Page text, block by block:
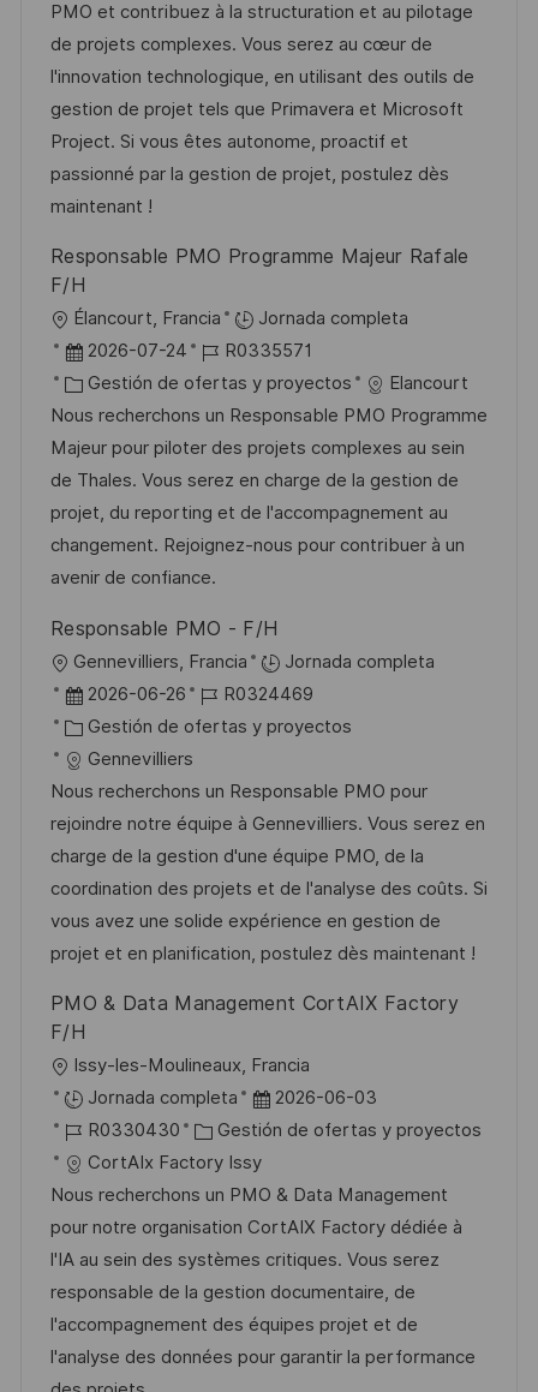
c
i
ó
n
a
c
i
ó
n
h
a
d
e
p
u
b
c
e
e
m
p
l
e
t
e
g
o
r
í
a
PMO et contribuez à la structuration et au pilotage
de projets complexes. Vous serez au cœur de
l'innovation technologique, en utilisant des outils de
gestion de projet tels que Primavera et Microsoft
Project. Si vous êtes autonome, proactif et
passionné par la gestion de projet, postulez dès
maintenant !
Responsable PMO Programme Majeur Rafale
F/H
U
b
c
a
c
i
ó
n
Élancourt, Francia
Jornada completa
F
e
c
h
a
d
e
p
b
l
i
c
a
c
i
ó
n
2026-07-24
I
D
d
e
e
m
p
l
o
R0335571
C
a
t
e
g
o
r
a
Gestión de ofertas y proyectos
Elancourt
Nous recherchons un Responsable PMO Programme
Majeur pour piloter des projets complexes au sein
de Thales. Vous serez en charge de la gestion de
projet, du reporting et de l'accompagnement au
changement. Rejoignez-nous pour contribuer à un
avenir de confiance.
Responsable PMO - F/H
U
b
c
a
c
i
ó
n
Gennevilliers, Francia
Jornada completa
F
e
c
h
a
d
e
p
u
a
c
2026-06-26
I
D
e
e
m
p
l
e
R0324469
C
a
t
e
g
o
r
í
Gestión de ofertas y proyectos
Gennevilliers
Nous recherchons un Responsable PMO pour
rejoindre notre équipe à Gennevilliers. Vous serez en
charge de la gestion d'une équipe PMO, de la
coordination des projets et de l'analyse des coûts. Si
vous avez une solide expérience en gestion de
projet et en planification, postulez dès maintenant !
PMO & Data Management CortAIX Factory
F/H
U
b
c
a
c
i
ó
n
Issy-les-Moulineaux, Francia
Jornada completa
F
e
c
h
a
d
e
p
u
2026-06-03
I
D
d
e
e
m
p
l
R0330430
C
a
t
e
g
o
r
í
Gestión de ofertas y proyectos
CortAIx Factory Issy
Nous recherchons un PMO & Data Management
pour notre organisation CortAIX Factory dédiée à
l'IA au sein des systèmes critiques. Vous serez
responsable de la gestion documentaire, de
l'accompagnement des équipes projet et de
l'analyse des données pour garantir la performance